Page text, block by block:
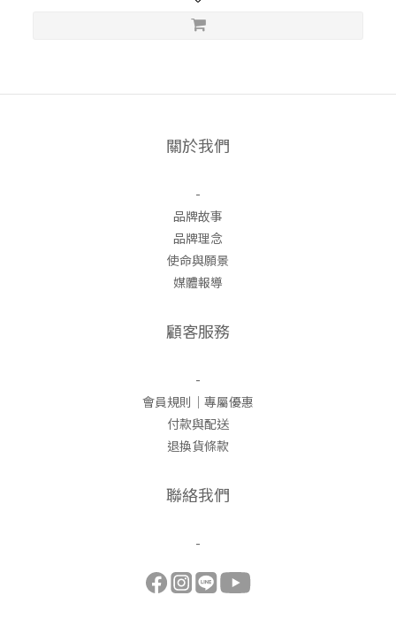
關於我們
-
品牌故事
品牌理念
使命與願景
媒體報導
顧客服務
-
會員規則｜專屬優惠
付款與配送
退換貨條款
聯絡我們
-